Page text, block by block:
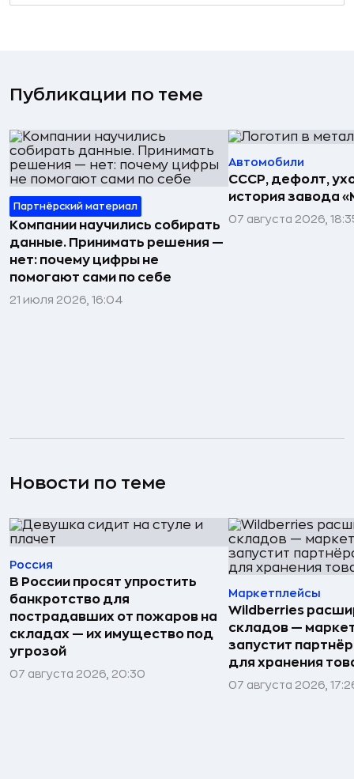
Публикации по теме
Партнёрский материал
Компании научились собирать
данные. Принимать решения —
нет: почему цифры не
помогают сами по себе
21 июля 2026, 16:04
Автомобили
СССР, дефолт,
история завода
07 августа 2026,
Новости по теме
Россия
В России просят упростить
банкротство для
пострадавших от пожаров на
складах — их имущество под
угрозой
07 августа 2026, 20:30
Маркетплейсы
Wildberries
складов —
запустит
для хранения
07 августа 2026,